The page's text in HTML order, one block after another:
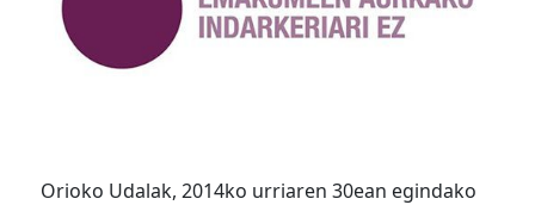
Orioko Udalak, 2014ko urriaren 30ean egindako